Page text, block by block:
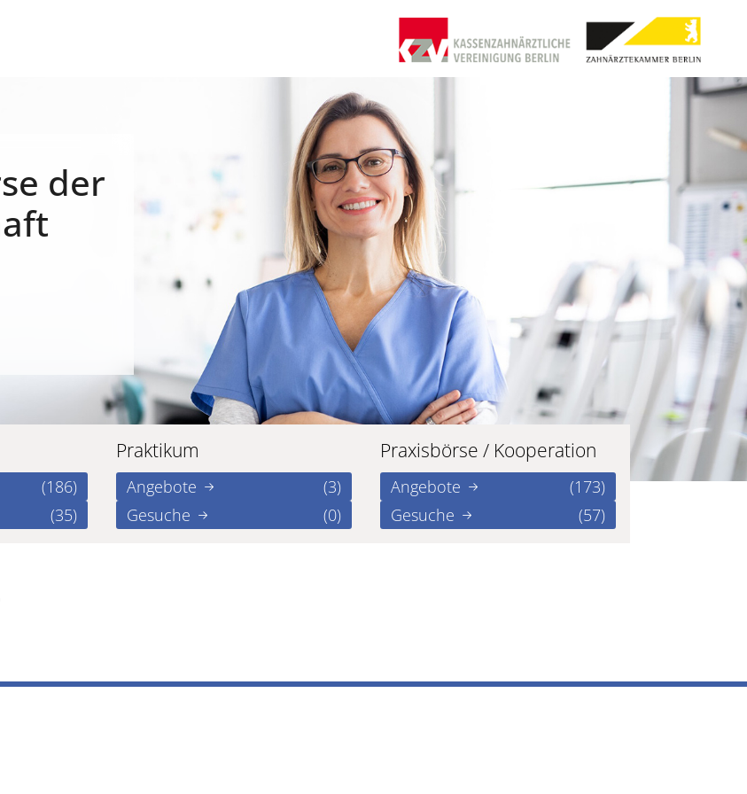
der
(186)
(35)
Praktikum
Angebote
(3)
Gesuche
(0)
Praxisbörse / Kooperation
Angebote
(173)
Gesuche
(57)